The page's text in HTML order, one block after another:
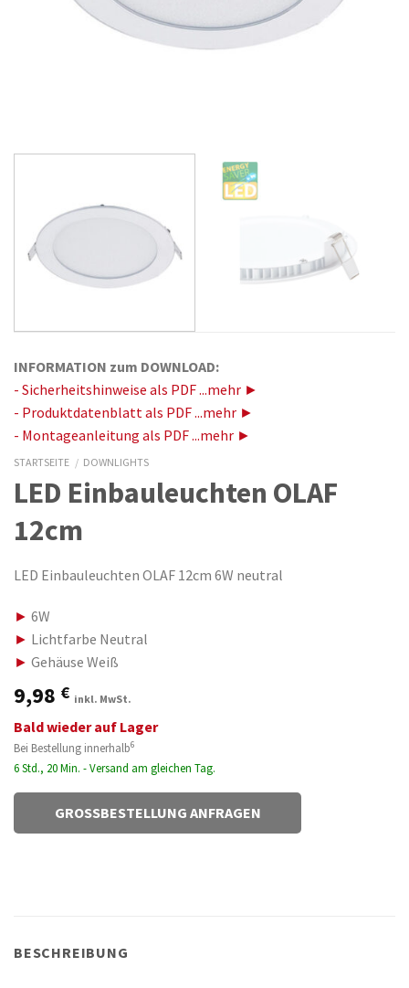
INFORMATION zum DOWNLOAD:
- Sicherheitshinweise als PDF ...mehr ►
- Produktdatenblatt als PDF ...mehr ►
- Montageanleitung als PDF ...mehr ►
STARTSEITE / DOWNLIGHTS
LED Einbauleuchten OLAF
12cm
LED Einbauleuchten OLAF 12cm 6W neutral
► 6W
► Lichtfarbe Neutral
► Gehäuse Weiß
9,98 € inkl. MwSt.
Bald wieder auf Lager
Bei Bestellung innerhalb6
6 Std., 20 Min. - Versand am gleichen Tag.
GROSSBESTELLUNG ANFRAGEN
BESCHREIBUNG